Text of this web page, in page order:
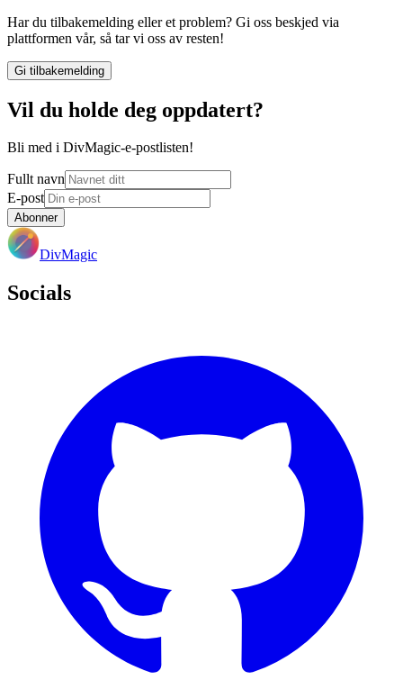
Har du tilbakemelding eller et problem? Gi oss beskjed via
plattformen vår, så tar vi oss av resten!
Gi tilbakemelding
Vil du holde deg oppdatert?
Bli med i DivMagic-e-postlisten!
Fullt navn
E-post
Abonner
DivMagic
Socials